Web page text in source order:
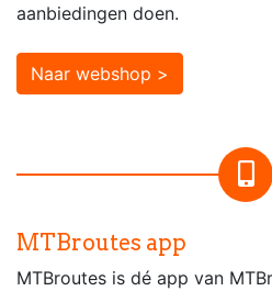
aanbiedingen doen.
Naar webshop >
MTBroutes app
MTBroutes is dé app van